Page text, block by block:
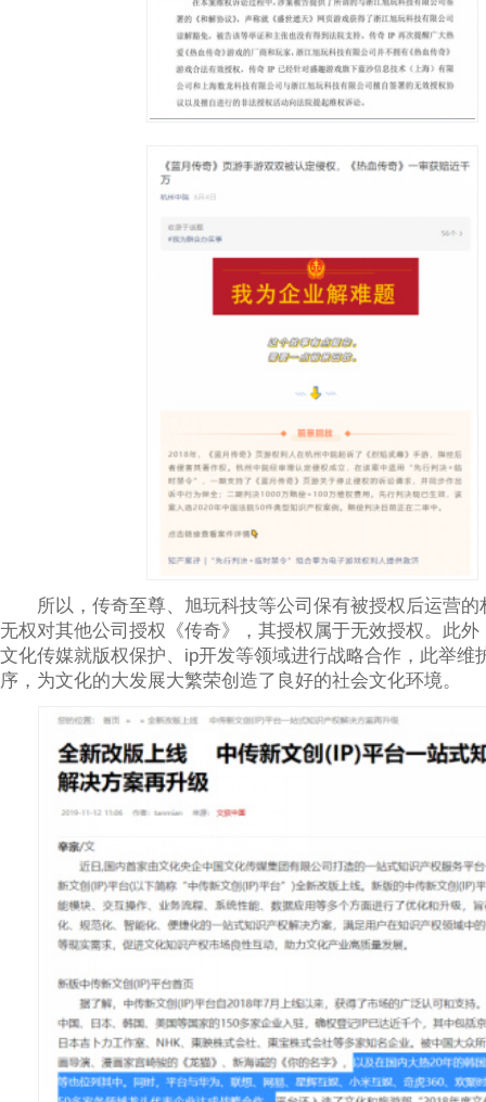
所以，传奇至尊、旭玩科技等公司保有被授权后运营的
无权对其他公司授权《传奇》，其授权属于无效授权。此
文化传媒就版权保护、ip开发等领域进行战略合作，此举维
序，为文化的大发展大繁荣创造了良好的社会文化环境。